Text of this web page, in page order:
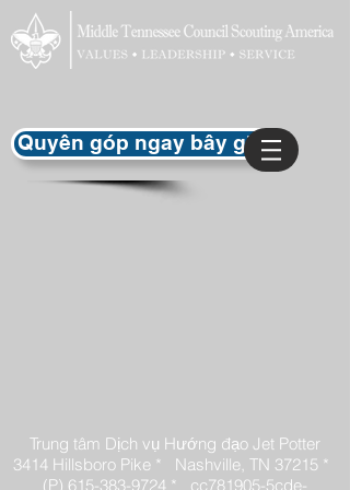
Quyên góp ngay bây giờ
Trung tâm Dịch vụ Hướng đạo Jet Potter
3414 Hillsboro Pike *
Nashville, TN 37215 *
(P) 615-383-9724 * _cc781905-5cde-